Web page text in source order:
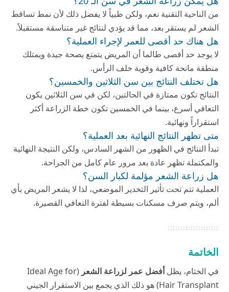
من الناحية التقنية نعم، ولكن طبياً لا يفضل ذلك لأن نمط تساقط
الشعر لم يستقر بعد، مما قد يؤدي لنتائج غير متناسقة مستقبلاً.
هل هناك حد أقصى للعمر لإجراء العملية؟
لا يوجد حد أقصى طالما أن المريض يتمتع بصحة جيدة ويمتلك
منطقة مانحة كافية وقوية خلف الرأس.
هل تختلف النتائج بين سن الثلاثين والخمسين؟
النتائج تكون ممتازة في الحالتين، لكن في سن الثلاثين يكون
التعافي أسرع، بينما في الخمسين تكون خطة الزراعة أكثر
استقراراً ونهائية.
متى تظهر النتائج النهائية بعد العملية؟
تبدأ النتائج في الظهور من الشهر السادس، ولكن النتيجة النهائية
والمكتملة تظهر عادة بعد مرور عام كامل من الجراحة.
هل زراعة الشعر مؤلمة لكبار السن؟
العملية تتم تحت تأثير التخدير الموضعي، لذا لا يشعر المريض بأي
ألم، ويتم صرف مسكنات بسيطة لفترة التعافي القصيرة.
الخاتمة
في الختام، يظلأفضل عمر لزراعة الشعر (Ideal Age for
Hair Transplant) هو ذلك الذي يجمع بين الاستقرار الجيني